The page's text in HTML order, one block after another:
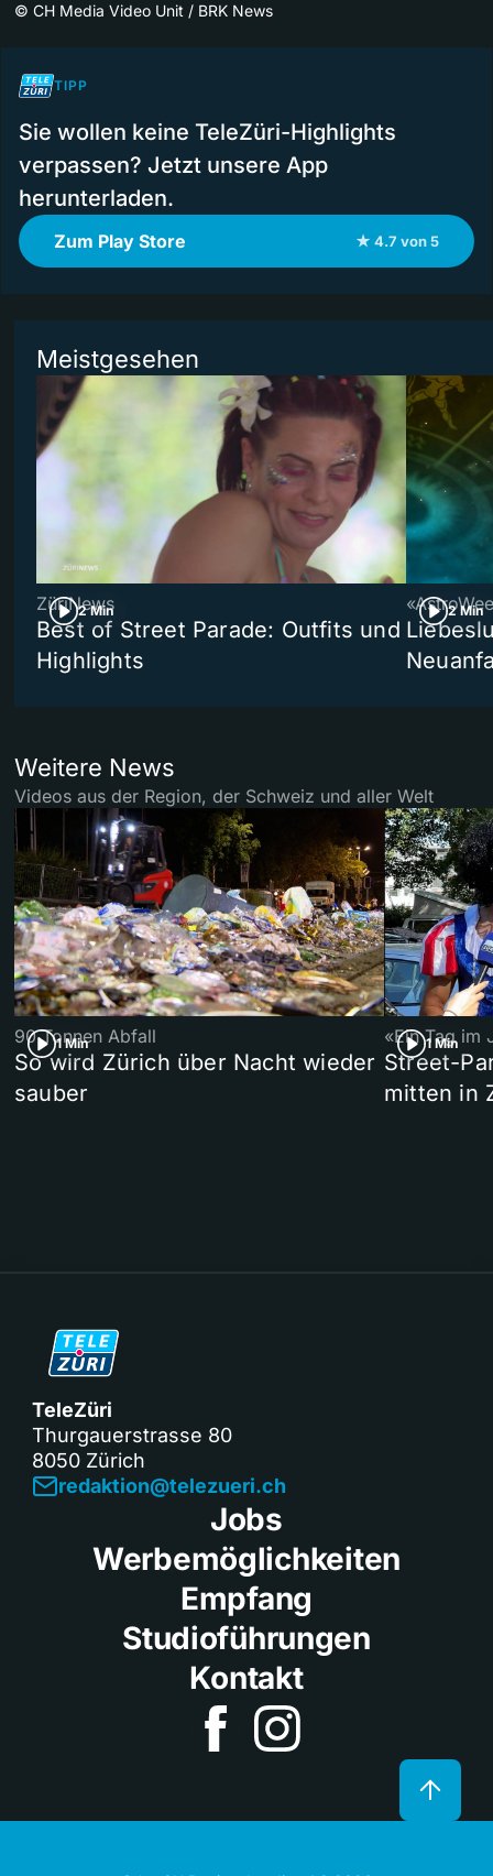
© CH Media Video Unit / BRK News
TIPP
Sie wollen keine TeleZüri-Highlights
verpassen? Jetzt unsere App
herunterladen.
Zum Play Store ★ 4.7 von 5
Meistgesehen
2 Min
ZüriNews
Best of Street Parade: Outfits und
Highlights
2 Min
Weitere News
Videos aus der Region, der Schweiz und aller Welt
1 Min
90 Tonnen Abfall
So wird Zürich über Nacht wieder
sauber
1 Min
«Ein Tag im
Street-
mitten in
TeleZüri
Thurgauerstrasse 80
8050 Zürich
redaktion@telezueri.ch
Jobs
Werbemöglichkeiten
Empfang
Studioführungen
Kontakt